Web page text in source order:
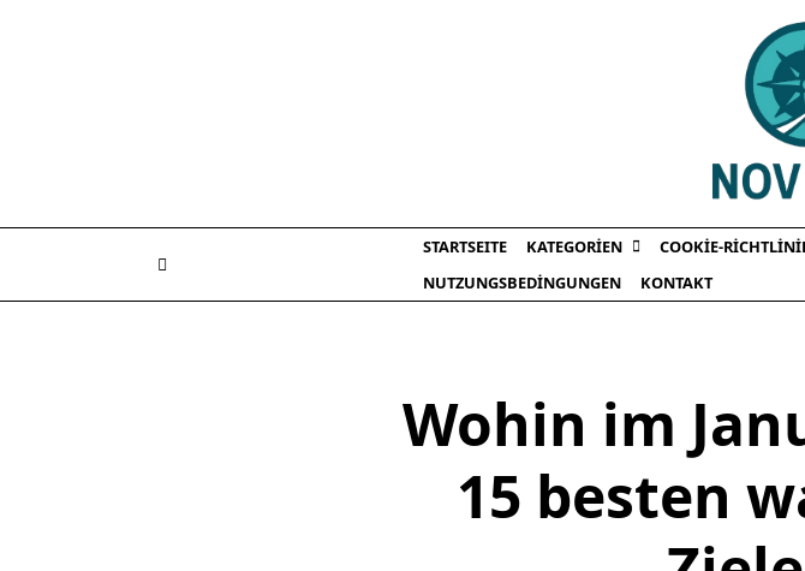
STARTSEITE KATEGORIEN COOKIE-
NUTZUNGSBEDINGUNGEN
KONTAKT
Wohin im
15 besten